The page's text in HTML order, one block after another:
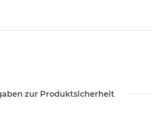
zur Produktsicherheit